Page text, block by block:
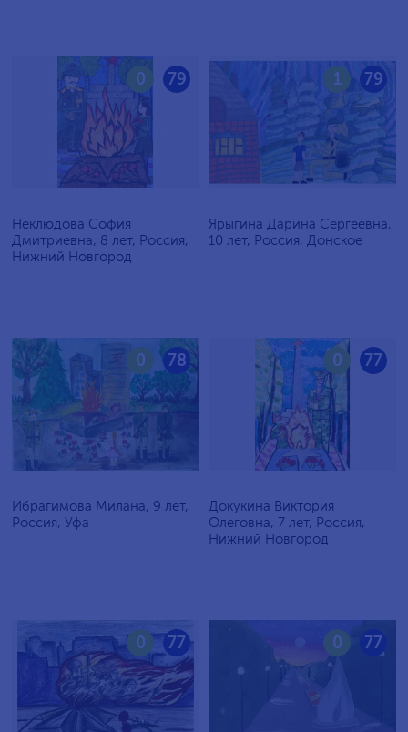
79
0
Неклюдова София
Дмитриевна, 8 лет, Россия,
Нижний Новгород
79
1
Ярыгина Дарина Сергеевна,
10 лет, Россия, Донское
78
0
Ибрагимова Милана, 9 лет,
Россия, Уфа
77
0
Докукина Виктория
Олеговна, 7 лет, Россия,
Нижний Новгород
77
0 77
0